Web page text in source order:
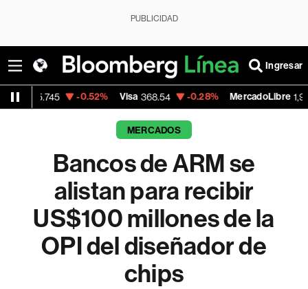
PUBLICIDAD
Ingresar
-0.52% Visa 368.54 -0.28% MercadoLibre 1,924.95
MERCADOS
Bancos de ARM se
alistan para recibir
US$100 millones de la
OPI del diseñador de
chips